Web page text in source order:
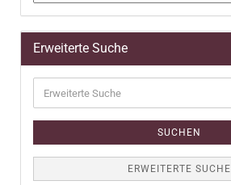
Erweiterte Suche
Suche
SUCHEN
ERWEITERTE SUCHE